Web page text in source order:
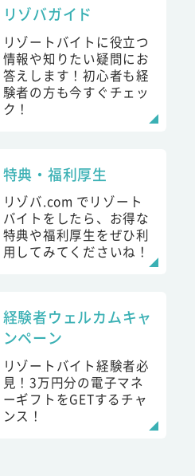
リゾバガイド
リゾートバイトに役立つ
情報や知りたい疑問にお
答えします！初心者も経
験者の方も今すぐチェッ
ク！
特典・福利厚生
リゾバ.com でリゾート
バイトをしたら、お得な
特典や福利厚生をぜひ利
用してみてくださいね！
経験者ウェルカムキャ
ンペーン
リゾートバイト経験者必
見！3万円分の電子マネ
ーギフトをGETするチャ
ンス！